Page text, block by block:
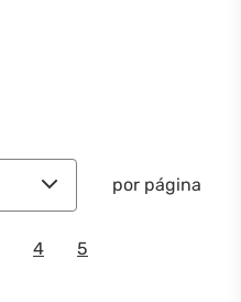
por página
4 5